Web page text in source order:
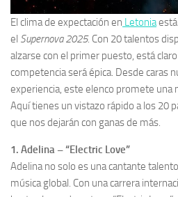
El clima de expectación en Letoniaestá
el Supernova 2025. Con 20 talentos
alzarse con el primer puesto, está
competencia será épica. Desde caras
experiencia, este elenco promete una
Aquí tienes un vistazo rápido a los 20
que nos dejarán con ganas de más.
1. Adelina – “Electric Love”
Adelina no solo es una cantante
música global. Con una carrera